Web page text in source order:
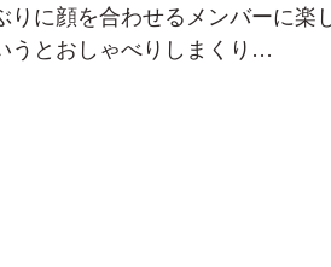
りに顔を合わせるメンバーに楽
うとおしゃべりしまくり…